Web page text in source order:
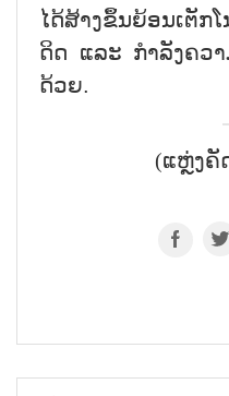
ໄດ້​ສ້າງ​ຂຶ້ນ​ຍ້ອນ​ເຕັ
ດິດ ແລະ ​ກຳ​ລັງ​ຄ​ວ
ດ້ວຍ.
(ແຫຼ່ງຄັ